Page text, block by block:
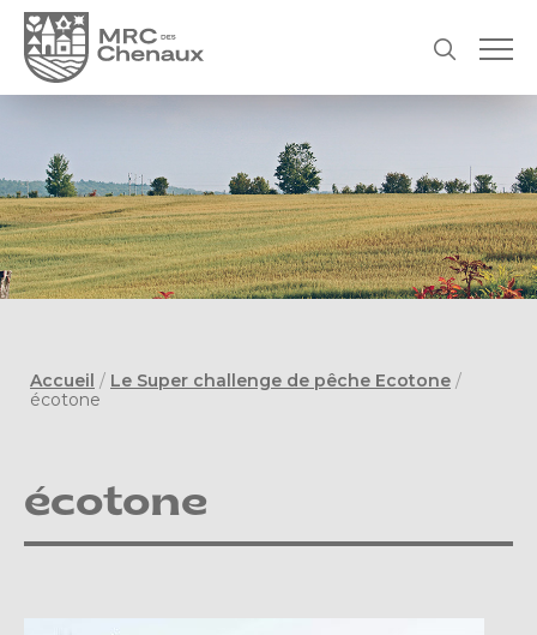
Accueil / Le Super challenge de pêche Ecotone /
écotone
écotone